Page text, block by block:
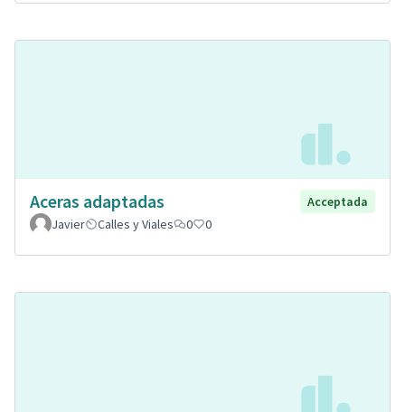
Aceras adaptadas
Acceptada
Javier
Calles y Viales 0 0